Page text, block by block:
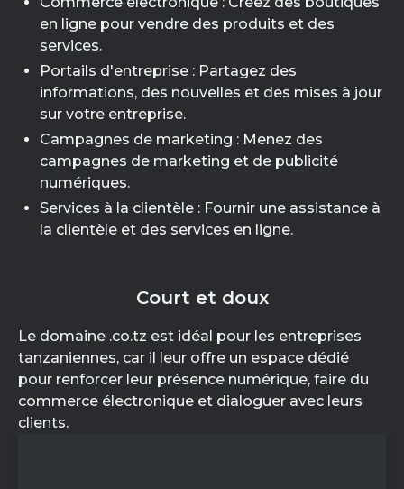
en ligne pour vendre des produits et des
services.
Portails d'entreprise : Partagez des
informations, des nouvelles et des mises à jour
sur votre entreprise.
Campagnes de marketing : Menez des
campagnes de marketing et de publicité
numériques.
Services à la clientèle : Fournir une assistance à
la clientèle et des services en ligne.
Court et doux
Le domaine .co.tz est idéal pour les entreprises
tanzaniennes, car il leur offre un espace dédié
pour renforcer leur présence numérique, faire du
commerce électronique et dialoguer avec leurs
clients.